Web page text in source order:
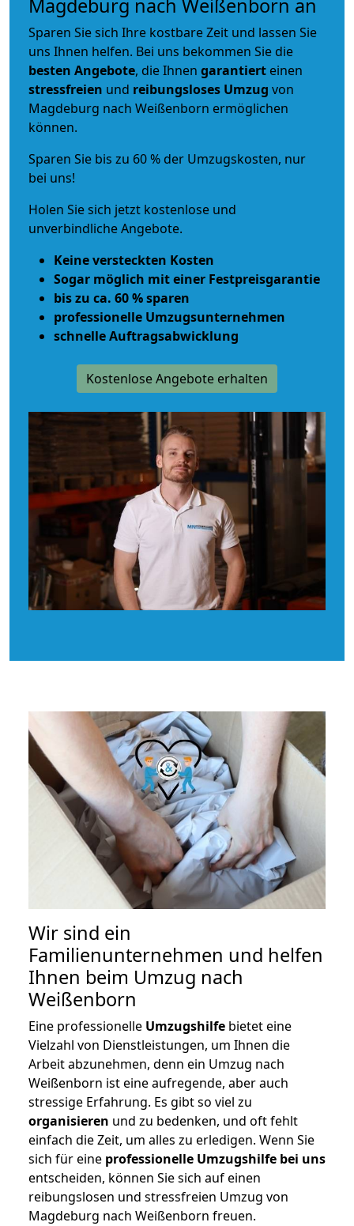
Magdeburg nach Weißenborn an
Sparen Sie sich Ihre kostbare Zeit und lassen Sie
uns Ihnen helfen. Bei uns bekommen Sie die
besten Angebote, die Ihnen garantiert einen
stressfreien und reibungsloses Umzug von
Magdeburg nach Weißenborn ermöglichen
können.
Sparen Sie bis zu 60 % der Umzugskosten, nur
bei uns!
Holen Sie sich jetzt kostenlose und
unverbindliche Angebote.
Keine versteckten Kosten
Sogar möglich mit einer Festpreisgarantie
bis zu ca. 60 % sparen
professionelle Umzugsunternehmen
schnelle Auftragsabwicklung
Kostenlose Angebote erhalten
Wir sind ein
Familienunternehmen und helfen
Ihnen beim Umzug nach
Weißenborn
Eine professionelle Umzugshilfe bietet eine
Vielzahl von Dienstleistungen, um Ihnen die
Arbeit abzunehmen, denn ein Umzug nach
Weißenborn ist eine aufregende, aber auch
stressige Erfahrung. Es gibt so viel zu
organisieren und zu bedenken, und oft fehlt
einfach die Zeit, um alles zu erledigen. Wenn Sie
sich für eine professionelle Umzugshilfe bei uns
entscheiden, können Sie sich auf einen
reibungslosen und stressfreien Umzug von
Magdeburg nach Weißenborn freuen.